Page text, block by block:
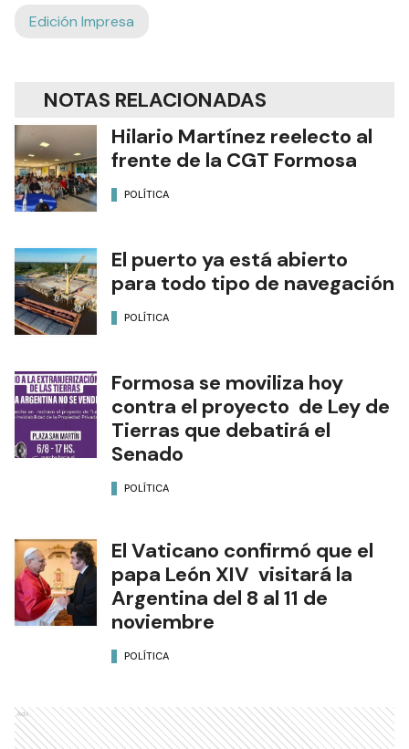
Edición Impresa
NOTAS RELACIONADAS
Hilario Martínez reelecto al
frente de la CGT Formosa
POLÍTICA
El puerto ya está abierto
para todo tipo de navegación
POLÍTICA
Formosa se moviliza hoy
contra el proyecto de Ley de
Tierras que debatirá el
Senado
POLÍTICA
El Vaticano confirmó que el
papa León XIV visitará la
Argentina del 8 al 11 de
noviembre
POLÍTICA
Ads